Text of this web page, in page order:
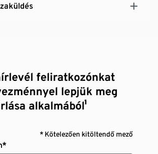
feliratkozónkat
lepjük meg
alkalmából¹
* Kötelezően kitöltendő mező